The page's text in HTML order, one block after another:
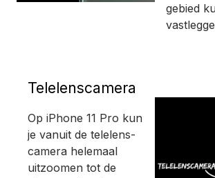
gebied
Telelenscamera
Op iPhone 11 Pro kun
je vanuit de telelens­
camera helemaal
uitzoomen tot de